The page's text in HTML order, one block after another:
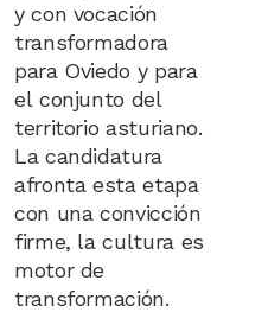
y con vocación
transformadora
para Oviedo y para
el conjunto del
territorio asturiano.
La candidatura
afronta esta etapa
con una convicción
firme, la cultura es
motor de
transformación.